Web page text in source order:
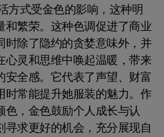
方式受金色的影响，这种明
和繁荣。这种色调促进了商业
时除了隐约的贪婪意味外，并
心灵和思维中唤起温暖，带来
安全感。它代表了声望、财富
时常能提升她服装的魅力。作
色，金色鼓励个人成长与认
求更好的机会，充分展现自